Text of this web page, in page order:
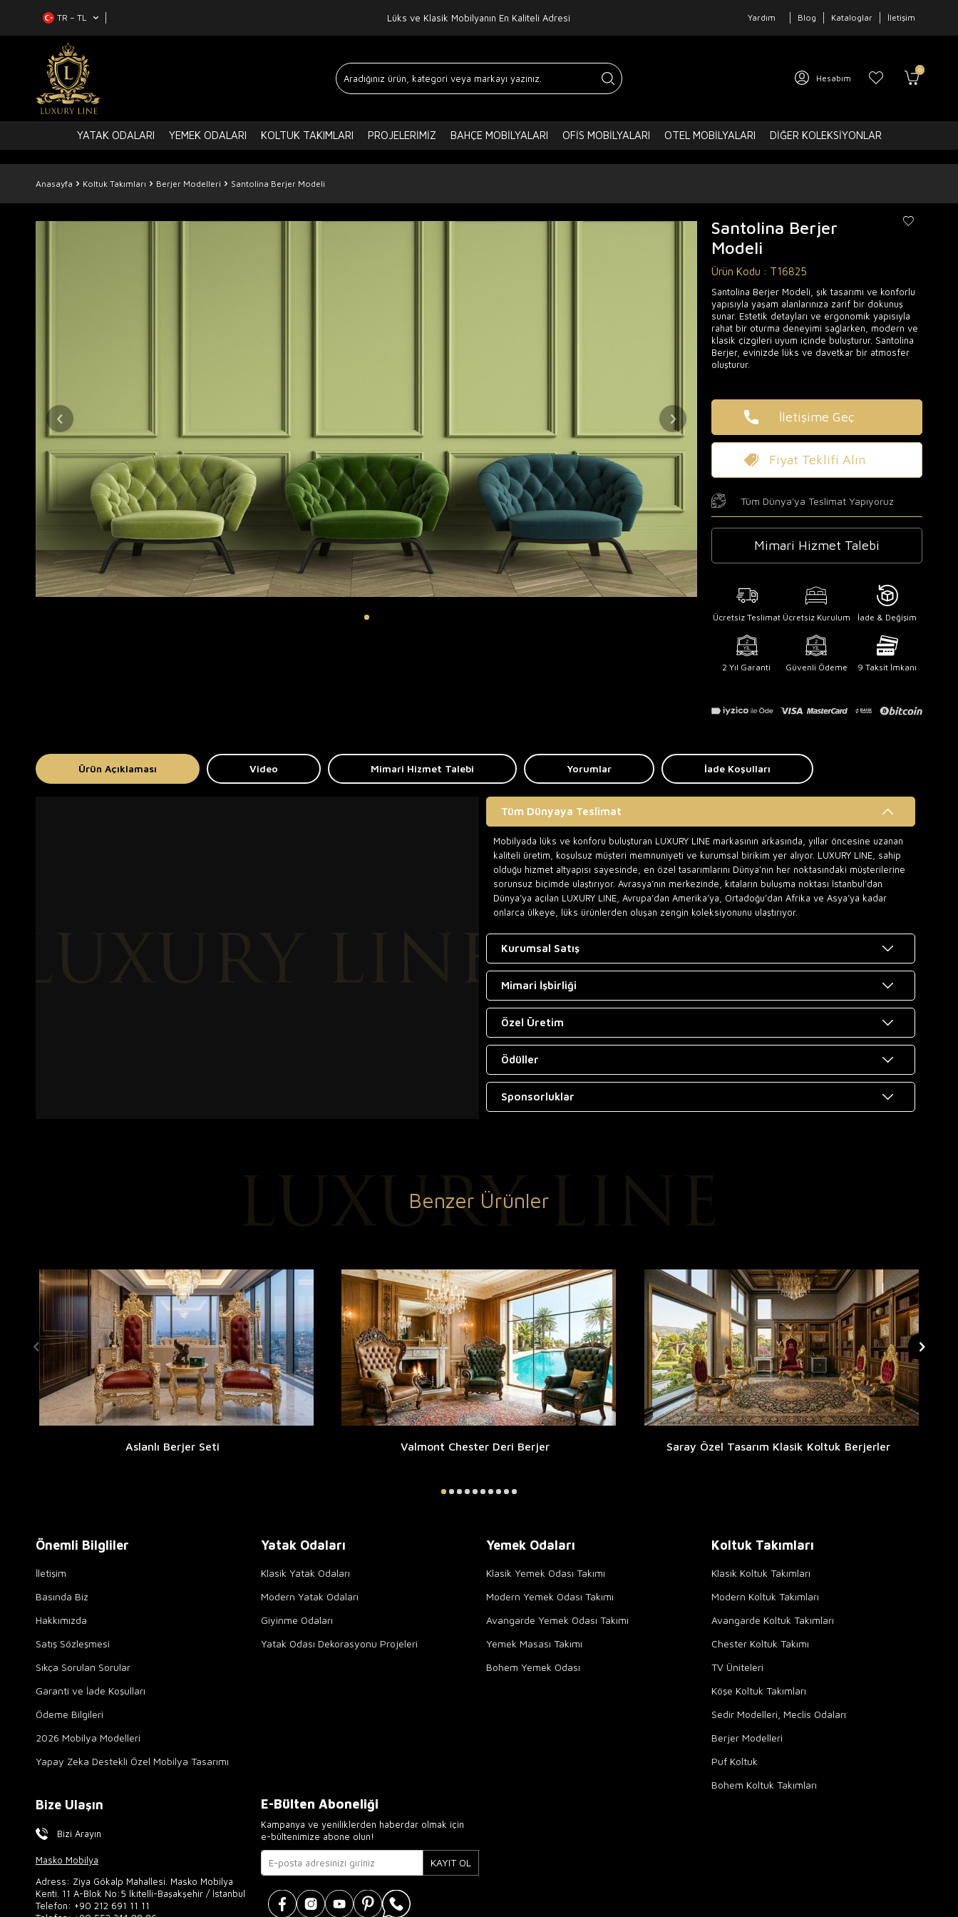
TR − TL Lüks ve Klasik Mobilyanın En Kaliteli Adresi Yardım Blog Kataloglar İletişim
Hesabım
0
YATAK ODALARI YEMEK ODALARI KOLTUK TAKIMLARI PROJELERIMIZ BAHÇE MOBILYALARI OFIS MOBILYALARI OTEL MOBILYALARI DIĞER KOLEKSIYONLAR
Anasayfa Koltuk Takımları Berjer Modelleri Santolina Berjer Modeli
Santolina Berjer
Modeli
Ürün Kodu : T16825
Santolina Berjer Modeli, şık tasarımı ve konforlu
yapısıyla yaşam alanlarınıza zarif bir dokunuş
sunar. Estetik detayları ve ergonomik yapısıyla
rahat bir oturma deneyimi sağlarken, modern ve
klasik çizgileri uyum içinde buluşturur. Santolina
Berjer, evinizde lüks ve davetkar bir atmosfer
oluşturur.
İletişime Geç
Fiyat Teklifi Alın
Tüm Dünya'ya Teslimat Yapıyoruz
Mimari Hizmet Talebi
Ücretsiz Teslimat Ücretsiz Kurulum İade & Değişim
2 Yıl Garanti Güvenli Ödeme 9 Taksit İmkanı
Ürün Açıklaması Video Mimari Hizmet Talebi Yorumlar İade Koşulları
Tüm Dünyaya Teslimat
Mobilyada lüks ve konforu buluşturan LUXURY LINE markasının arkasında, yıllar öncesine uzanan
kaliteli üretim, koşulsuz müşteri memnuniyeti ve kurumsal birikim yer alıyor. LUXURY LINE, sahip
olduğu hizmet altyapısı sayesinde, en özel tasarımlarını Dünya’nın her noktasındaki müşterilerine
sorunsuz biçimde ulaştırıyor. Avrasya’nın merkezinde, kıtaların buluşma noktası İstanbul’dan
Dünya’ya açılan LUXURY LINE, Avrupa’dan Amerika’ya, Ortadoğu’dan Afrika ve Asya’ya kadar
onlarca ülkeye, lüks ürünlerden oluşan zengin koleksiyonunu ulaştırıyor.
Kurumsal Satış
Mimari İşbirliği
Özel Üretim
Ödüller
Sponsorluklar
Benzer Ürünler
Aslanlı Berjer Seti Valmont Chester Deri Berjer Saray Özel Tasarım Klasik Koltuk Berjerler
Önemli Bilgliler
İletişim
Basında Biz
Hakkımızda
Satış Sözleşmesi
Sıkça Sorulan Sorular
Garanti ve İade Koşulları
Ödeme Bilgileri
2026 Mobilya Modelleri
Yapay Zeka Destekli Özel Mobilya Tasarımı
Yatak Odaları
Klasik Yatak Odaları
Modern Yatak Odaları
Giyinme Odaları
Yatak Odası Dekorasyonu Projeleri
Yemek Odaları
Klasik Yemek Odası Takımı
Modern Yemek Odası Takımı
Avangarde Yemek Odası Takımı
Yemek Masası Takımı
Bohem Yemek Odası
Koltuk Takımları
Klasik Koltuk Takımları
Modern Koltuk Takımları
Avangarde Koltuk Takımları
Chester Koltuk Takımı
TV Üniteleri
Köşe Koltuk Takımları
Sedir Modelleri, Meclis Odaları
Berjer Modelleri
Puf Koltuk
Bohem Koltuk Takımları
Bize Ulaşın
Bizi Arayın
Masko Mobilya
Adress: Ziya Gökalp Mahallesi. Masko Mobilya
Kenti. 11 A-Blok No:5 İkitelli-Başakşehir / İstanbul
Telefon: +90 212 691 11 11
E-Bülten Aboneliği
Kampanya ve yeniliklerden haberdar olmak için
e-bültenimize abone olun!
KAYIT OL